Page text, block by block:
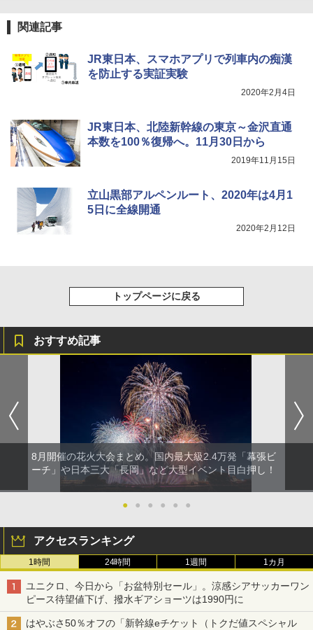
￥9,990
イド ブラックコーティング フルクローズ メ
ッシュ 4人用 簡単設置 ポップアップテント P
ンパクト多機能設計 持ち運び便利 アウトド
ア/オフィス/教育現場/展示会用 緑
電動エアーポンプ SUP用 20PSI 電動ポンプ
ゴムボート 空気入れ 空気抜き 自動停止 過熱
関連記事
JR東日本、スマホアプリで列車内の痴漢
を防止する実証実験
2020年2月4日
JR東日本、北陸新幹線の東京～金沢直通
本数を100％復帰へ。11月30日から
2019年11月15日
立山黒部アルペンルート、2020年は4月1
5日に全線開通
2020年2月12日
トップページに戻る
おすすめ記事
8月開催の花火大会まとめ。国内最大級2.4万発「幕張ビ
ーチ」や日本三大「長岡」など大型イベント目白押し！
● ● ● ● ● ●
アクセスランキング
1時間 24時間 1週間 1カ月
ユニクロ、今日から「お盆特別セール」。涼感シアサッカーワン
ピース待望値下げ、撥水ギアショーツは1990円に
はやぶさ50％オフの「新幹線eチケット（トクだ値スペシャル